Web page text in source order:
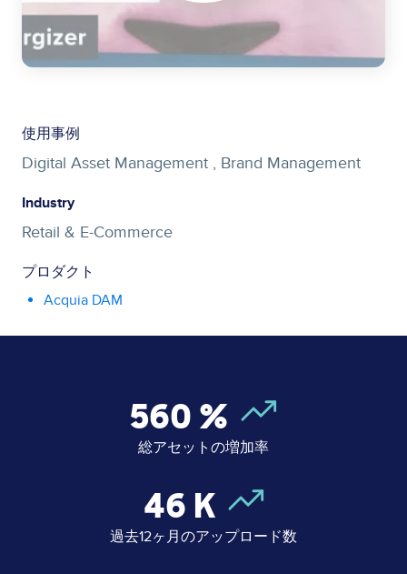
使用事例
Digital Asset Management , Brand Management
Industry
Retail & E-Commerce
プロダクト
Acquia DAM
560 %
総アセットの増加率
46 K
過去12ヶ月のアップロード数